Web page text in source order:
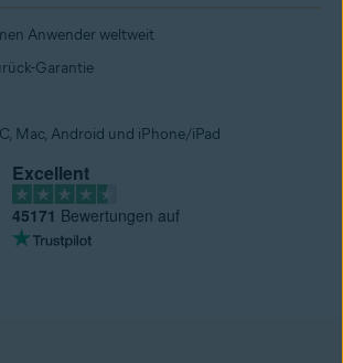
Anwender weltweit
Garantie
Mac, Android und iPhone/iPad
Excellent
45171 Bewertungen auf